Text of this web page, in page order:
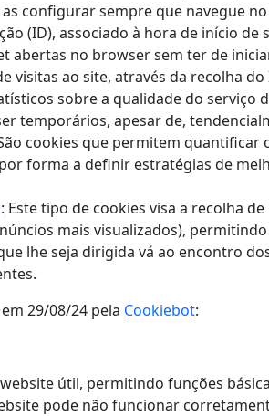
configurar sempre que navegue
(ID), associado à hora de início de
abertas no browser sem ter de
visitas ao site, através da recolha
sobre a qualidade do serviço
temporários, apesar de,
cookies que permitem
forma a definir estratégias de
: Este tipo de cookies visa a recolha
mais visualizados),
lhe seja dirigida vá ao encontro
29/08/24 pela Cookiebot:
útil, permitindo funções
pode não funcionar